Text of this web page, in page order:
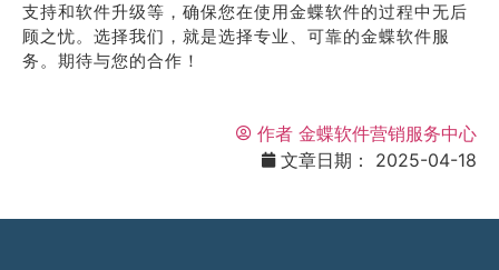
支持和软件升级等，确保您在使用金蝶软件的过程中无后
顾之忧。选择我们，就是选择专业、可靠的金蝶软件服
务。期待与您的合作！
作者 金蝶软件营销服务中心
文章日期：
2025-04-18